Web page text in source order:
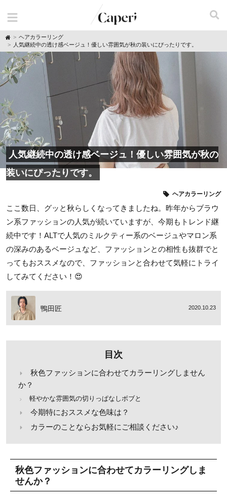
H
o
m
e
ヘアカラーリング
人気継続中の透け感ベージュ！優しい雰囲気が秋の装いにぴったりです。
人気継続中の透け感ベージュ！優しい雰囲気が秋の
装いにぴったりです。
ヘアカラーリング
ここ数日、グッと秋らしくなってきましたね。昨年からブラウ
ン系ファッションの人気が続いていますが、今期もトレンド継
続中です！ALTで人気のミルクティー系のベージュやマロン系
の深みのあるベージュなど、ファッションとの相性も抜群でと
ってもおススメなので、ファッションと合わせて気軽にトライ
してみてください！😍
鴨田匠 2020.10.23
目次
秋色ファッションに合わせてカラーリングしません
か？
軽やかな雰囲気の切りっぱなしボブと
今期特におススメな色味は？
カラーのことならお気軽にご相談ください♪
秋色ファッションに合わせてカラーリングしま
せんか？